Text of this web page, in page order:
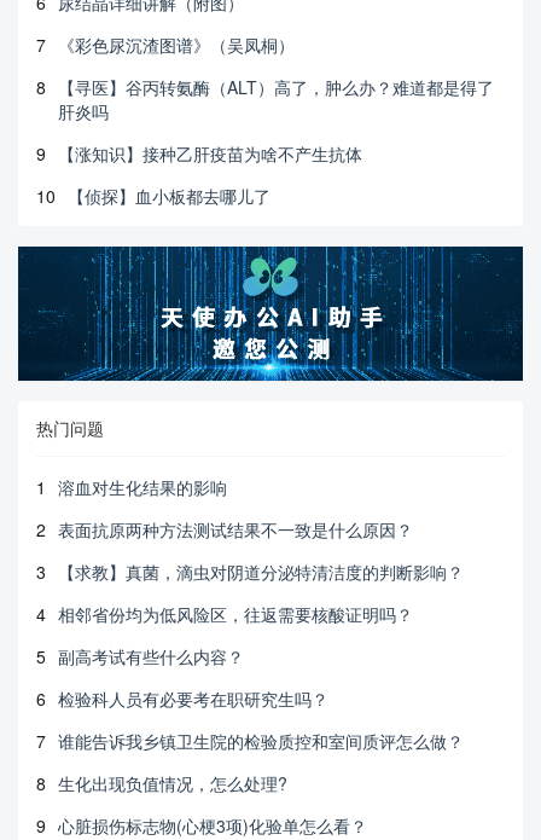
7
《彩色尿沉渣图谱》（吴凤桐）
8
【寻医】谷丙转氨酶（ALT）高了，肿么办？难道都是得了
肝炎吗
9
【涨知识】接种乙肝疫苗为啥不产生抗体
10
【侦探】血小板都去哪儿了
热门问题
1
溶血对生化结果的影响
2 表面抗原两种方法测试结果不一致是什么原因？
3
【求教】真菌，滴虫对阴道分泌特清洁度的判断影响？
4 相邻省份均为低风险区，往返需要核酸证明吗？
5 副高考试有些什么内容？
6 检验科人员有必要考在职研究生吗？
7 谁能告诉我乡镇卫生院的检验质控和室间质评怎么做？
8 生化出现负值情况，怎么处理?
9 心脏损伤标志物(心梗3项)化验单怎么看？